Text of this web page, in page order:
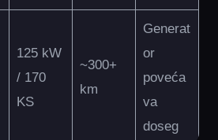
125 kW
/ 170
KS
~300+
km
Generat
or
poveća
va
doseg